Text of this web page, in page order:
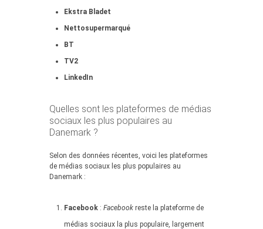
Ekstra Bladet
Nettosupermarqué
BT
TV2
LinkedIn
Quelles sont les plateformes de médias
sociaux les plus populaires au
Danemark ?
Selon des données récentes, voici les plateformes
de médias sociaux les plus populaires au
Danemark :
Facebook : Facebook reste la plateforme de
médias sociaux la plus populaire, largement